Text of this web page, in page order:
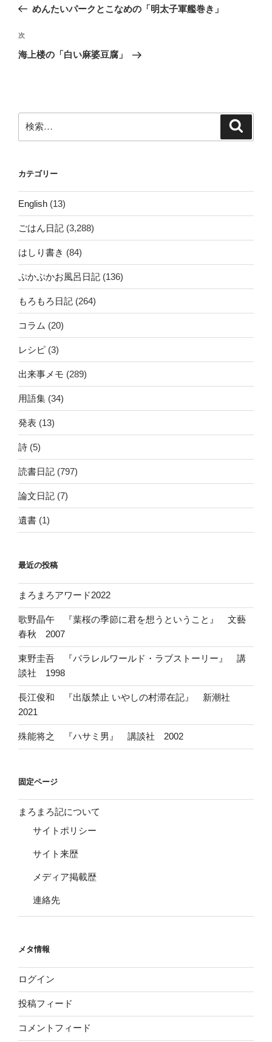
ナ
ビ
ゲ
ン
の
稿
めんたいパークとこなめの「明太子軍艦巻き」
次
の
次
海上楼の「白い麻婆豆腐」
索:
カテゴリー
English (13)
ごはん日記 (3,288)
はしり書き (84)
ぷかぷかお風呂日記 (136)
もろもろ日記 (264)
コラム (20)
レシピ (3)
出来事メモ (289)
用語集 (34)
発表 (13)
詩 (5)
読書日記 (797)
論文日記 (7)
遺書 (1)
最近の投稿
まろまろアワード2022
歌野晶午 『葉桜の季節に君を想うということ』 文藝
春秋 2007
東野圭吾 『パラレルワールド・ラブストーリー』 講
談社 1998
長江俊和 『出版禁止 いやしの村滞在記』 新潮社
2021
殊能将之 『ハサミ男』 講談社 2002
固定ページ
まろまろ記について
サイトポリシー
サイト来歴
メディア掲載歴
連絡先
メタ情報
ログイン
投稿フィード
コメントフィード